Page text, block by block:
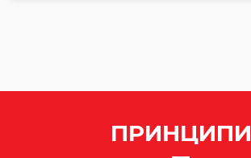
ПРИНЦИПИ